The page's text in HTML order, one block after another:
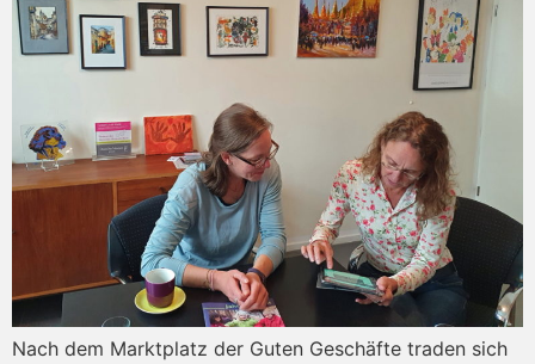
Nach dem Marktplatz der Guten Geschäfte traden sich